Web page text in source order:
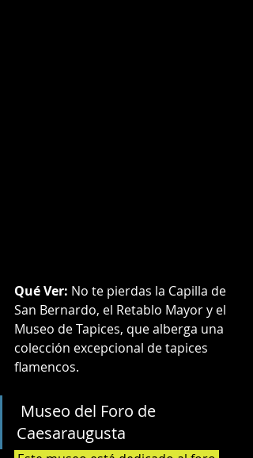
Qué Ver: No te pierdas la Capilla de
San Bernardo, el Retablo Mayor y el
Museo de Tapices, que alberga una
colección excepcional de tapices
flamencos.
Caesaraugusta